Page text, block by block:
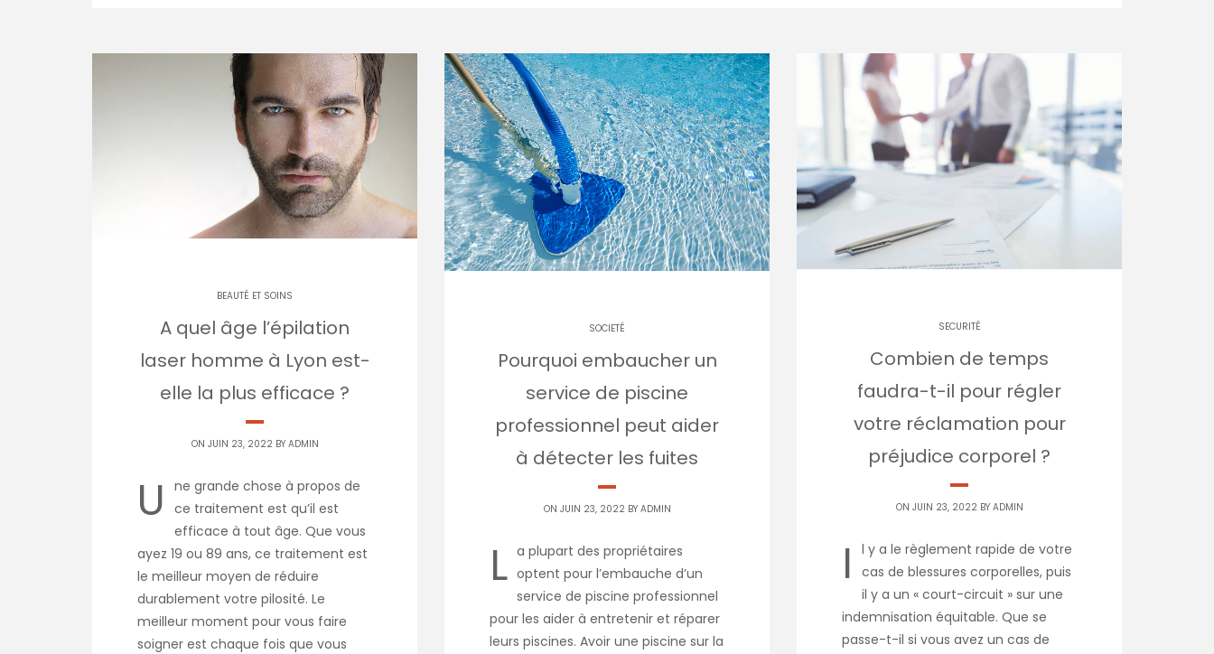
BEAUTÉ ET SOINS
A quel âge l’épilation
laser homme à Lyon est-
elle la plus efficace ?
ON JUIN 23, 2022 BY ADMIN
U
ne grande chose à propos de
ce traitement est qu’il est
efficace à tout âge. Que vous
ayez 19 ou 89 ans, ce traitement est
le meilleur moyen de réduire
durablement votre pilosité. Le
meilleur moment pour vous faire
soigner est chaque fois que vous
SOCIETÉ
Pourquoi embaucher un
service de piscine
professionnel peut aider
à détecter les fuites
ON JUIN 23, 2022 BY ADMIN
L a plupart des propriétaires
optent pour l’embauche d’un
service de piscine professionnel
pour les aider à entretenir et réparer
leurs piscines. Avoir une piscine sur la
SECURITÉ
Combien de temps
faudra-t-il pour régler
votre réclamation pour
préjudice corporel ?
ON JUIN 23, 2022 BY ADMIN
I
l y a le règlement rapide de votre
cas de blessures corporelles, puis
il y a un « court-circuit » sur une
indemnisation équitable. Que se
passe-t-il si vous avez un cas de